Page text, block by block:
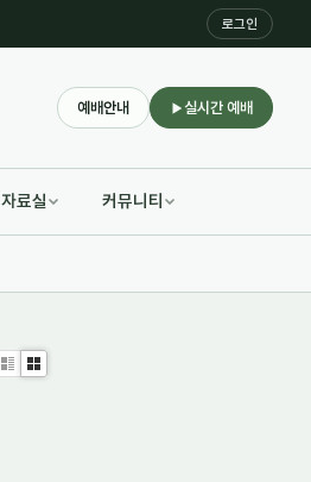
로그인
예배안내 실시간 예배
자료실 커뮤니티
ZineGallery